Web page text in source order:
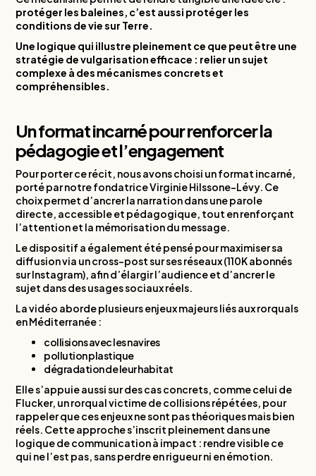
protéger les baleines, c’est aussi protéger les
conditions de vie sur Terre.
Une logique qui illustre pleinement ce que peut être une
stratégie de vulgarisation efficace : relier un sujet
complexe à des mécanismes concrets et
compréhensibles.
Un format incarné pour renforcer la
pédagogie et l’engagement
Pour porter ce récit, nous avons choisi un format incarné,
porté par notre fondatrice Virginie Hilssone-Lévy. Ce
choix permet d’ancrer la narration dans une parole
directe, accessible et pédagogique, tout en renforçant
l’attention et la mémorisation du message.
Le dispositif a également été pensé pour maximiser sa
diffusion via un cross-post sur ses réseaux (110K abonnés
sur Instagram), afin d’élargir l’audience et d’ancrer le
sujet dans des usages sociaux réels.
La vidéo aborde plusieurs enjeux majeurs liés aux rorquals
en Méditerranée :
collisions avec les navires
pollution plastique
dégradation de leur habitat
Elle s’appuie aussi sur des cas concrets, comme celui de
Flucker, un rorqual victime de collisions répétées, pour
rappeler que ces enjeux ne sont pas théoriques mais bien
réels. Cette approche s’inscrit pleinement dans une
logique de communication à impact : rendre visible ce
qui ne l’est pas, sans perdre en rigueur ni en émotion.